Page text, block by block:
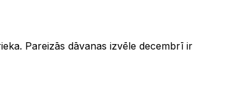
Pareizās dāvanas izvēle decembrī ir